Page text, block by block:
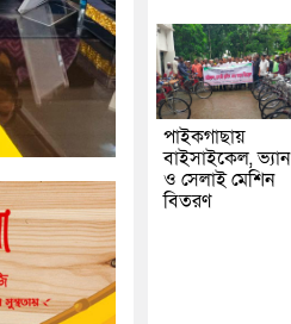
পাইকগাছায়
বাইসাইকেল, ভ্যান
ও সেলাই মেশিন
বিতরণ